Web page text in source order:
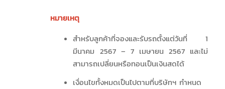
หมายเหตุ
สำหรับลูกค้าที่จองและรับรถตั้งแต่วันที่ 1
มีนาคม 2567 – 7 เมษายน 2567 และไม่
สามารถเปลี่ยนหรือทอนเป็นเงินสดได้
เงื่อนไขทั้งหมดเป็นไปตามที่บริษัทฯ กำหนด